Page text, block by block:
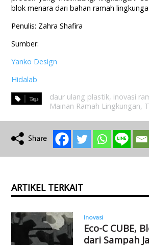
blok menara dari bahan ramah
Penulis: Zahra Shafira
Sumber:
Yanko Design
Hidalab
daur ulang plastik, inovasi
Mainan Ramah Lingkungan,
ARTIKEL TERKAIT
Inovasi
Eco-C CUBE,
dari Sampah